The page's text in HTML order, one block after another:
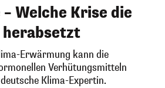
Welche Krise die
Erwärmung kann die
Verhütungsmitteln
Klima-Expertin.